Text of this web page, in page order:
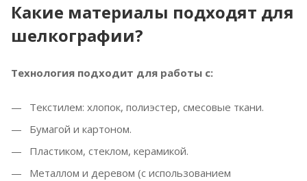
Какие материалы подходят для
шелкографии?
Технология подходит для работы с:
Текстилем: хлопок, полиэстер, смесовые ткани.
Бумагой и картоном.
Пластиком, стеклом, керамикой.
Металлом и деревом (с использованием